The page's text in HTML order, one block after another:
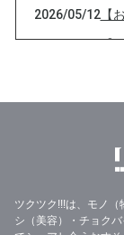
2026/05/12【
2026/04/13【
2026/02/08大
キ
2026/01/14【
ツクツク!!!は、モノ
シ（美容）・チョク